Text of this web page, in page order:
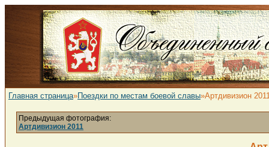
Главная страница»Поездки по местам боевой славы»Артдивизион
Предыдущая фотография:
Артдивизион 2011